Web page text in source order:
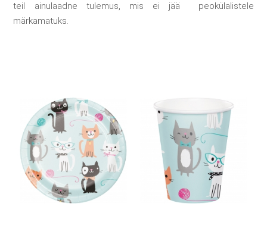
teil ainulaadne tulemus, mis ei jää peokülalistele
märkamatuks.